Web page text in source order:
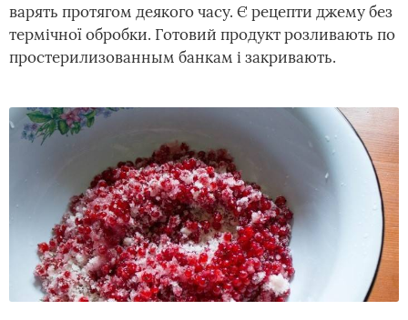
варять протягом деякого часу. Є рецепти джему без
термічної обробки. Готовий продукт розливають по
простерилизованным банкам і закривають.